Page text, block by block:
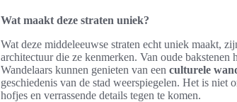
Wat maakt deze straten uniek?
Wat deze middeleeuwse straten echt uniek maakt,
architectuur die ze kenmerken. Van oude
Wandelaars kunnen genieten van een culturele
geschiedenis van de stad weerspiegelen. Het is niet
hofjes en verrassende details tegen te komen.